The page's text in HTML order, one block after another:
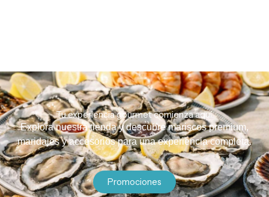
Tu experiencia gourmet comienza aquí.
Explora nuestra tienda y descubre mariscos premium,
maridajes y accesorios para una experiencia completa.
Promociones